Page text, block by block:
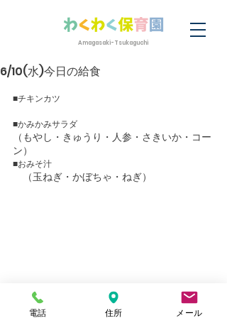
Amagasaki-Tsukaguchi
6/10(水)今日の給食
■チキンカツ
■かみかみサラダ
（もやし・きゅうり・人参・さきいか・コー
ン）
■おみそ汁
（玉ねぎ・かぼちゃ・ねぎ）
電話 住所 メール